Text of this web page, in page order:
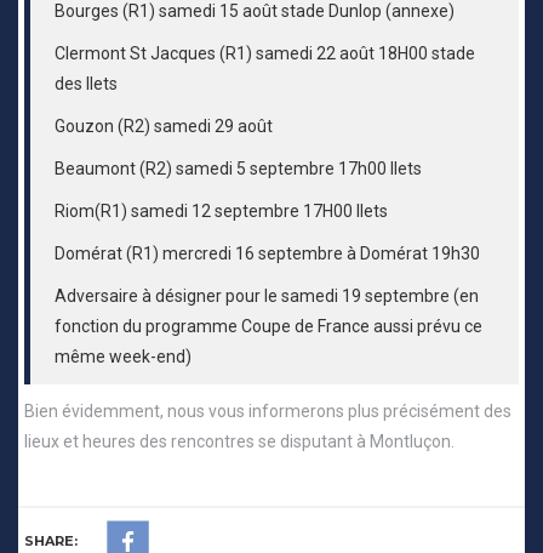
Bourges (R1) samedi 15 août stade Dunlop (annexe)
Clermont St Jacques (R1) samedi 22 août 18H00 stade
des Ilets
Gouzon (R2) samedi 29 août
Beaumont (R2) samedi 5 septembre 17h00 Ilets
Riom(R1) samedi 12 septembre 17H00 Ilets
Domérat (R1) mercredi 16 septembre à Domérat 19h30
Adversaire à désigner pour le samedi 19 septembre (en
fonction du programme Coupe de France aussi prévu ce
même week-end)
Bien évidemment, nous vous informerons plus précisément des
lieux et heures des rencontres se disputant à Montluçon.
SHARE: